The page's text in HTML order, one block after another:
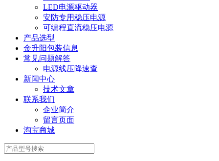
LED电源驱动器
安防专用稳压电源
可编程直流稳压电源
产品选型
金升阳包装信息
常见问题解答
电源线压降速查
新闻中心
技术文章
联系我们
企业简介
留言页面
淘宝商城